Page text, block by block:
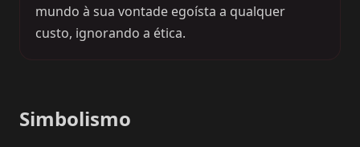
mundo à sua vontade egoísta a qualquer
custo, ignorando a ética.
Simbolismo